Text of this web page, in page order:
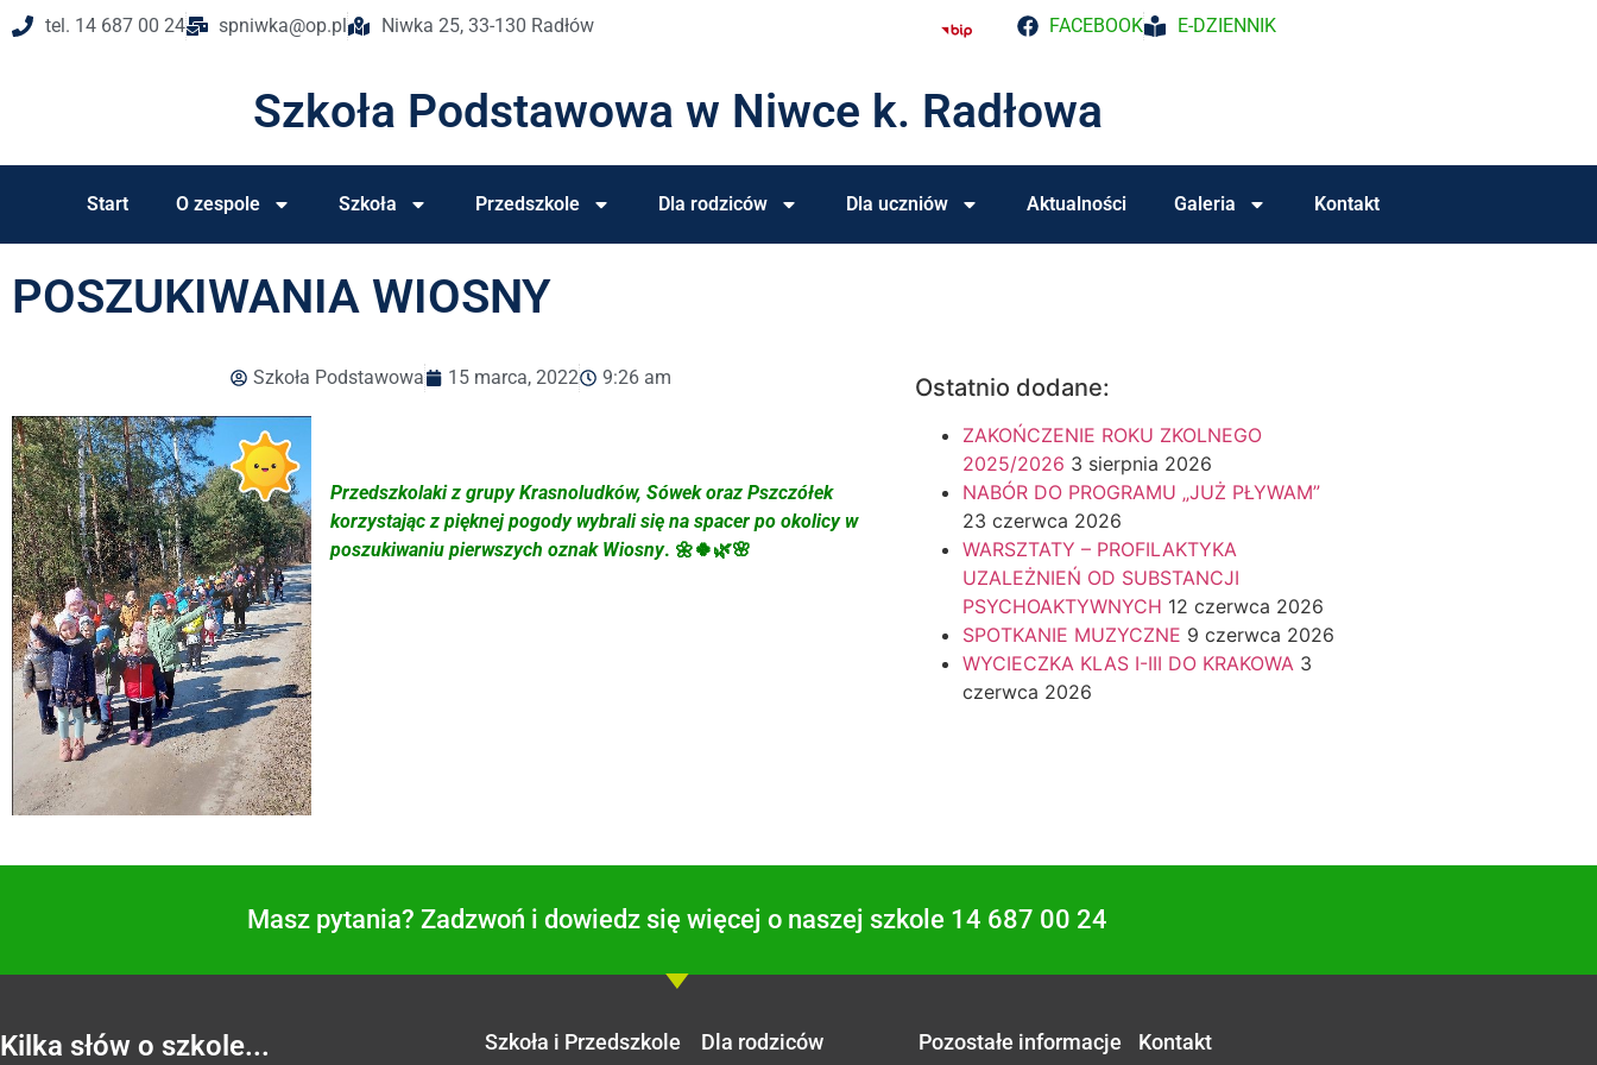
tel. 14 687 00 24 spniwka@op.pl Niwka 25, 33-130 Radłów FACEBOOK E-DZIENNIK
Szkoła Podstawowa w Niwce k. Radłowa
Start O zespole Szkoła Przedszkole Dla rodziców Dla uczniów Aktualności Galeria Kontakt
POSZUKIWANIA WIOSNY
Szkoła Podstawowa 15 marca, 2022 9:26 am
Przedszkolaki z grupy Krasnoludków, Sówek oraz Pszczółek
korzystając z pięknej pogody wybrali się na spacer po okolicy w
poszukiwaniu pierwszych oznak Wiosny. 🌼🍀🌿🌸
Ostatnio dodane:
ZAKOŃCZENIE ROKU ZKOLNEGO
2025/2026 3 sierpnia 2026
NABÓR DO PROGRAMU „JUŻ PŁYWAM”
23 czerwca 2026
WARSZTATY – PROFILAKTYKA
UZALEŻNIEŃ OD SUBSTANCJI
PSYCHOAKTYWNYCH 12 czerwca 2026
SPOTKANIE MUZYCZNE 9 czerwca 2026
WYCIECZKA KLAS I-III DO KRAKOWA 3
czerwca 2026
Masz pytania? Zadzwoń i dowiedz się więcej o naszej szkole 14 687 00 24
Kilka słów o szkole... Szkoła i Przedszkole Dla rodziców Pozostałe informacje Kontakt